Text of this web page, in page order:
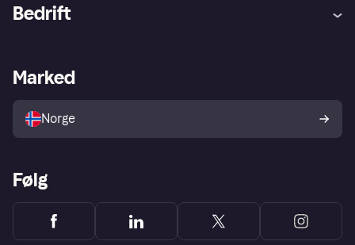
Utforsk butikker
Bedrift
Merchant portal
Marked
Norge
Følg